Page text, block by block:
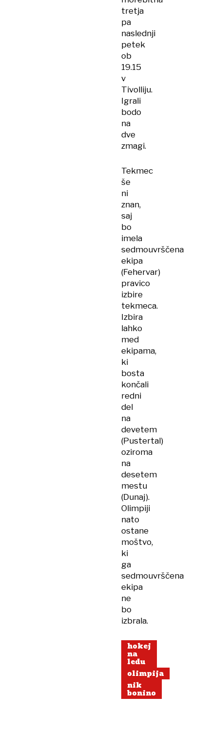
tretja
pa
naslednji
petek
ob
19.15
v
Tivolliju.
Igrali
bodo
na
dve
zmagi.
Tekmec
še
ni
znan,
saj
bo
imela
sedmouvrščena
ekipa
(Fehervar)
pravico
izbire
tekmeca.
Izbira
lahko
med
ekipama,
ki
bosta
končali
redni
del
na
devetem
(Pustertal)
oziroma
na
desetem
mestu
(Dunaj).
Olimpiji
nato
ostane
moštvo,
ki
ga
sedmouvrščena
ekipa
ne
bo
izbrala.
hokej
na
ledu
olimpija
nik
bonino